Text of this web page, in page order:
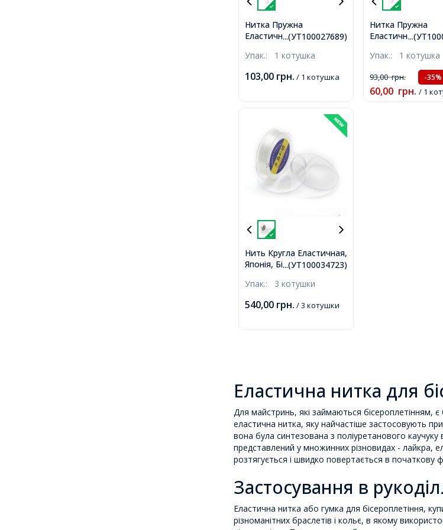
...(УТ100027689)
Нитка Пружна
Еластична, Чорний,
котушка,
Упак.: 1 котушка
103,00 грн. / 1 котушка
Нитка Пружна
Еластична,
Упак.: 1 котушка
93,00грн. -35%
60,00 грн. / 1
...(УТ100034723)
Нить Кругла Еластичная,
Японія, Білий, 0.6мм, 3
катушка
Упак.: 3 котушки
540,00 грн. / 3 котушки
Еластична нитка для
Для майстринь, які займаються бісероплетінням,
еластична нитка, яку найчастіше застосовують
вона була синтезована з поліуретанового
представлений у множинних різновидах - лайкра,
розтягується і швидко повертається в початкову
Застосування в
Еластична нитка або гумка для бісероплетіння,
різноманітних браслетів і кольє, в якому